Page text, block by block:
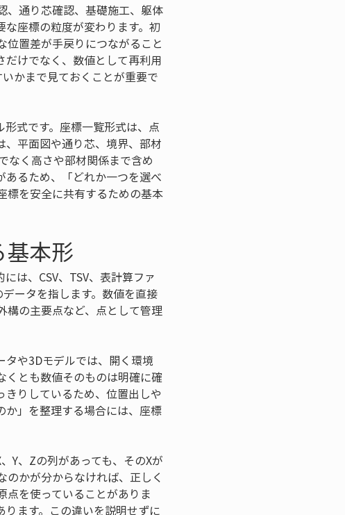
、通り芯確認、基礎施工、躯体
座標の粒度が変わります。初
置差が手戻りにつながること
だけでなく、数値として再利用
かまで見ておくことが重要で
式です。座標一覧形式は、点
平面図や通り芯、境界、部材
なく高さや部材関係まで含め
るため、「どれか一つを選べ
標を安全に共有するための基本
本形
は、CSV、TSV、表計算ファ
ータを指します。数値を直接
構の主要点など、点として管理
や3Dモデルでは、開く環境
くとも数値そのものは明確に確
りしているため、位置出しや
か」を整理する場合には、座標
Y、Zの列があっても、そのXが
かが分からなければ、正しく
を使っていることがありま
ます。この違いを説明せずに